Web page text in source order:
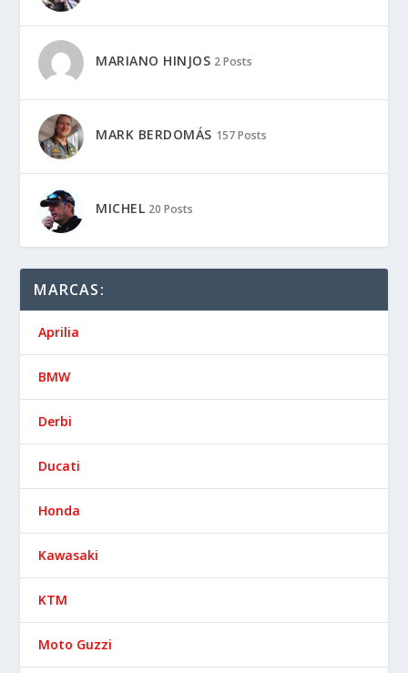
MARIANO HINJOS 2 Posts
MARK BERDOMÁS 157 Posts
MICHEL 20 Posts
MARCAS:
Aprilia
BMW
Derbi
Ducati
Honda
Kawasaki
KTM
Moto Guzzi